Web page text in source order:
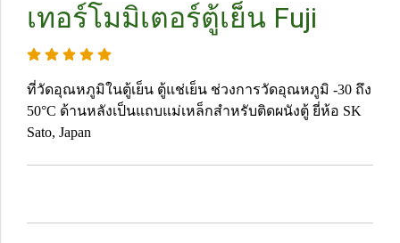
เทอร์โมมิเตอร์ตู้เย็น Fuji
ที่วัดอุณหภูมิในตู้เย็น ตู้แช่เย็น ช่วงการวัดอุณหภูมิ -30 ถึง
50°C ด้านหลังเป็นแถบแม่เหล็กสำหรับติดผนังตู้ ยี่ห้อ SK
Sato, Japan